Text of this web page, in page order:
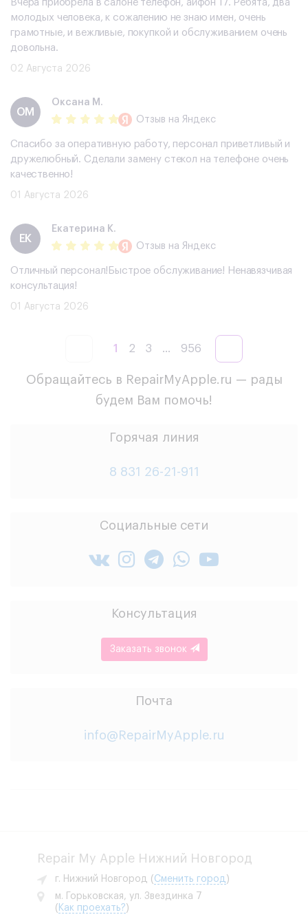
Вчера приобрела в салоне телефон, айфон 17. Ребята, два
молодых человека, к сожалению не знаю имен, очень
грамотные, и вежливые, покупкой и обслуживанием очень
довольна.
02 Августа 2026
ОМ
Оксана М.
Отзыв на Яндекс
Спасибо за оперативную работу, персонал приветливый и
дружелюбный. Сделали замену стекол на телефоне очень
качественно!
01 Августа 2026
ЕК
Екатерина К.
Отзыв на Яндекс
Отличный персонал!Быстрое обслуживание! Ненавязчивая
консультация!
01 Августа 2026
1 2 3 ... 956
Обращайтесь в RepairMyApple.ru — рады
будем Вам помочь!
Горячая линия
8 831 26-21-911
Социальные сети
Консультация
Заказать звонок
Почта
info@RepairMyApple.ru
Repair My Apple Нижний Новгород
г. Нижний Новгород ( Сменить город )
м. Горьковская, ул. Звездинка 7
( Как проехать?)